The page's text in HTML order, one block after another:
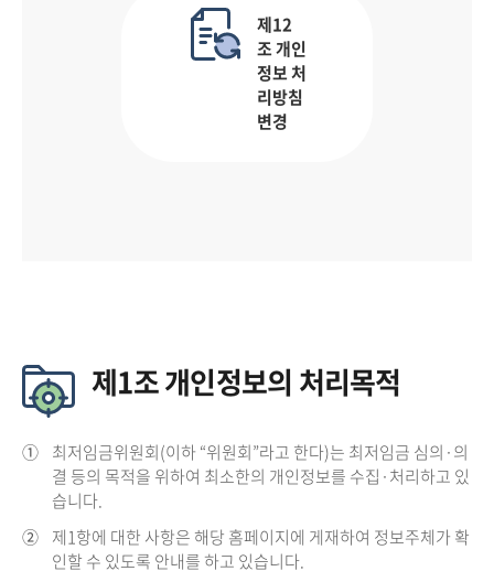
제12
조 개인
정보 처
리방침
변경
제1조 개인정보의 처리목적
① 최저임금위원회(이하 “위원회”라고 한다)는 최저임금 심의·의
결 등의 목적을 위하여 최소한의 개인정보를 수집·처리하고 있
습니다.
② 제1항에 대한 사항은 해당 홈페이지에 게재하여 정보주체가 확
인할 수 있도록 안내를 하고 있습니다.